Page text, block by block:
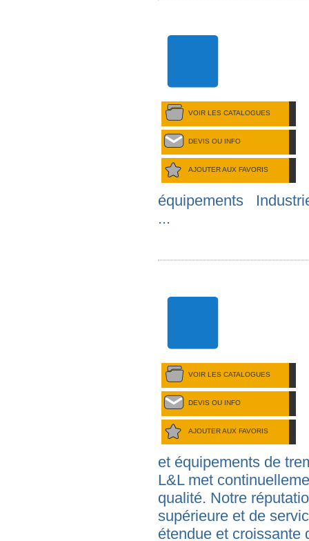
VOIR LES CATALOGUES
DEVIS OU INFO
AJOUTER AUX FAVORIS
équipements
...
VOIR LES CATALOGUES
DEVIS OU INFO
AJOUTER AUX FAVORIS
et équipements de
L&L met
qualité. Notre
supérieure et de
étendue et croissante